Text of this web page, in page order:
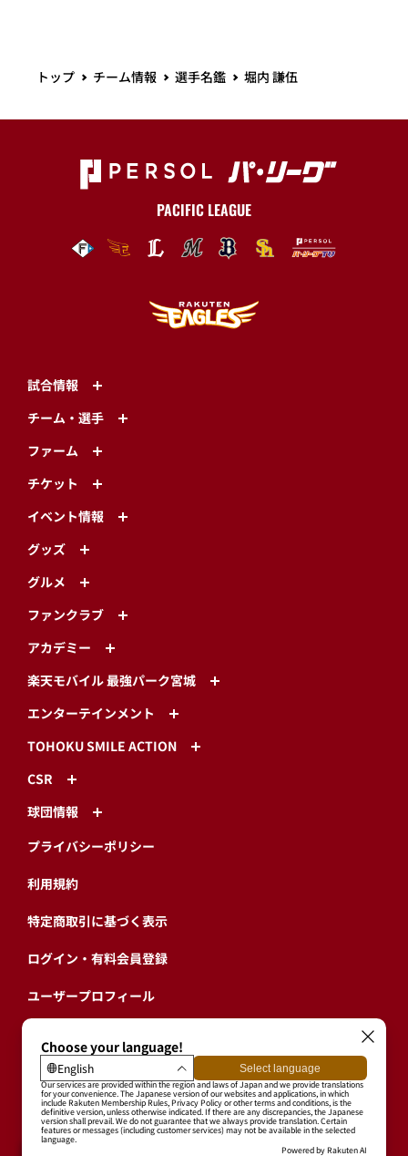
トップ チーム情報 選手名鑑 堀内 謙伍
PACIFIC LEAGUE
試合情報
チーム・選手
ファーム
チケット
イベント情報
グッズ
グルメ
ファンクラブ
アカデミー
楽天モバイル 最強パーク宮城
エンターテインメント
TOHOKU SMILE ACTION
CSR
球団情報
プライバシーポリシー
利用規約
特定商取引に基づく表示
ログイン・有料会員登録
ユーザープロフィール
退会
東北楽天ゴールデンイーグルス公式サイト